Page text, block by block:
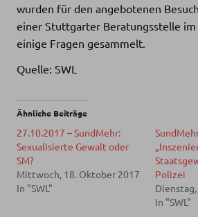
wurden für den angebotenen
einer Stuttgarter Beratungsstelle im
einige Fragen gesammelt.
Quelle: SWL
Ähnliche Beiträge
27.10.2017 – SundMehr:
Sexualisierte Gewalt oder
SM?
Mittwoch, 18. Oktober 2017
In "SWL"
Polizei
In "SWL"